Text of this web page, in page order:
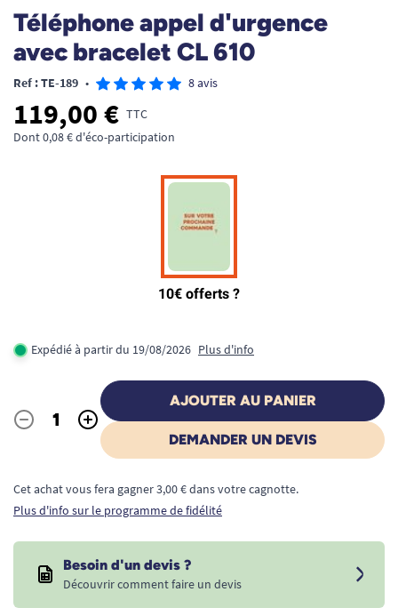
Téléphone appel d'urgence
avec bracelet CL 610
Ref : TE-189 • 8 avis
119,00 € TTC
Dont 0,08 € d'éco-participation
Expédié à partir du 19/08/2026 Plus d'info
Quantité
- +
AJOUTER AU PANIER
DEMANDER UN DEVIS
Cet achat vous fera gagner 3,00 € dans votre cagnotte.
Plus d'info sur le programme de fidélité
Besoin d'un devis ?
Découvrir comment faire un devis